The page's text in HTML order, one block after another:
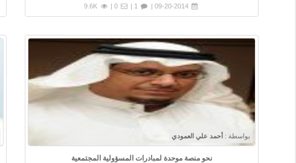
09-20-2014 |
0 |
9.6K
بواسطة : أحمد علي العمودي
نحو منصة موحدة لمبادرات المسؤولية المجتمعية